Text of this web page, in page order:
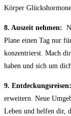
Körper
8. Auszeit‍ nehmen:
Plane einen Tag nur
konzentrierst. Mach
haben und sich um
9. Entdeckungsreisen:
⁢erweitern. Neue
Leben und ‌helfen dir,